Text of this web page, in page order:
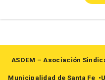
ASOEM – Asociación
Municipalidad de Santa Fe